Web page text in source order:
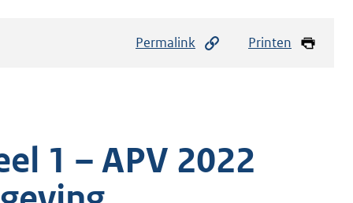
Permalink Printen
1 – APV 2022